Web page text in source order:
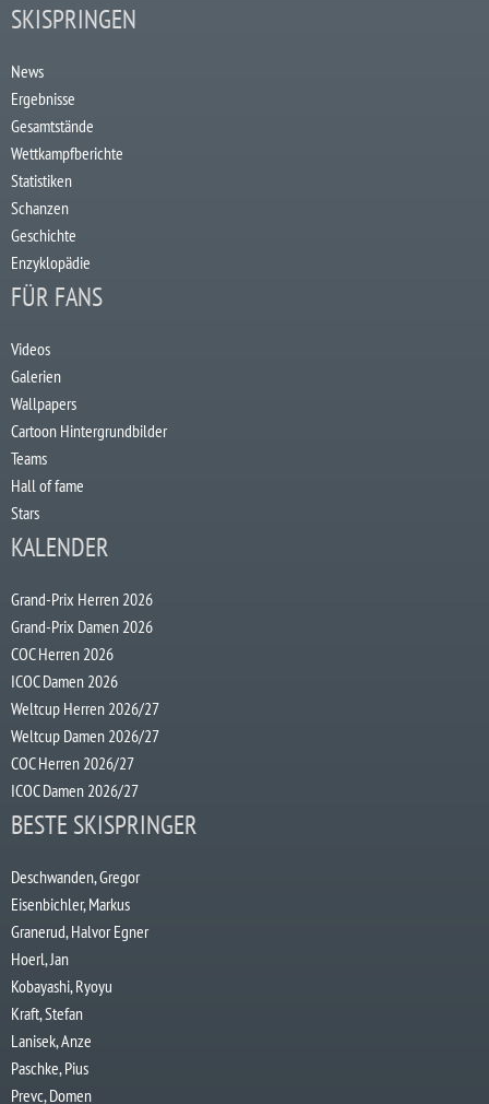
SKISPRINGEN
News
Ergebnisse
Gesamtstände
Wettkampfberichte
Statistiken
Schanzen
Geschichte
Enzyklopädie
FÜR FANS
Videos
Galerien
Wallpapers
Cartoon Hintergrundbilder
Teams
Hall of fame
Stars
KALENDER
Grand-Prix Herren 2026
Grand-Prix Damen 2026
COC Herren 2026
ICOC Damen 2026
Weltcup Herren 2026/27
Weltcup Damen 2026/27
COC Herren 2026/27
ICOC Damen 2026/27
BESTE SKISPRINGER
Deschwanden, Gregor
Eisenbichler, Markus
Granerud, Halvor Egner
Hoerl, Jan
Kobayashi, Ryoyu
Kraft, Stefan
Lanisek, Anze
Paschke, Pius
Prevc, Domen